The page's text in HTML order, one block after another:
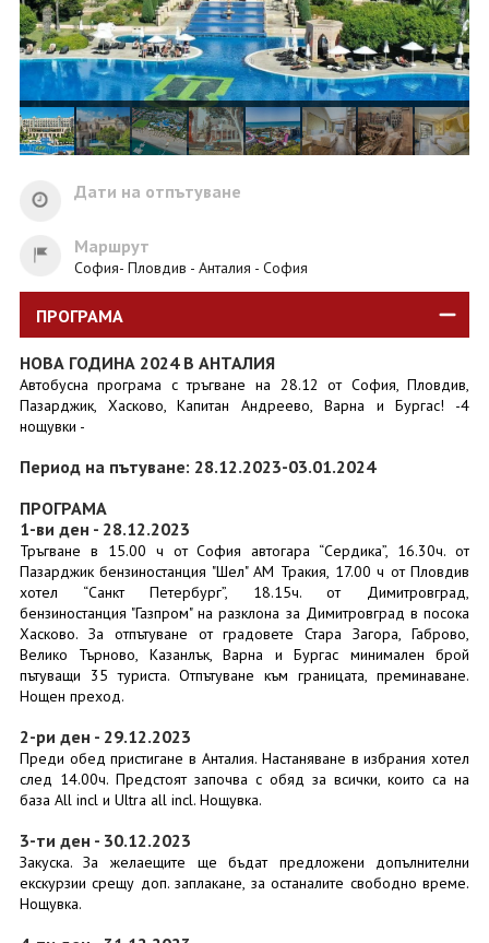
Дати на отпътуване
Маршрут
София- Пловдив - Анталия - София
ПРОГРАМА
НОВА ГОДИНА 2024 В АНТАЛИЯ
Автобусна програма с тръгване на 28.12 от София, Пловдив,
Пазарджик, Хасково, Капитан Андреево, Варна и Бургас! -4
нощувки -
Период на пътуване: 28.12.2023-03.01.2024
ПРОГРАМА
1-ви ден - 28.12.2023
Тръгване в 15.00 ч от София автогара “Сердика”, 16.30ч. от
Пазарджик бензиностанция "Шел" АМ Тракия, 17.00 ч от Пловдив
хотел “Санкт Петербург”, 18.15ч. от Димитровград,
бензиностанция "Газпром" на разклона за Димитровград в посока
Хасково. За отпътуване от градовете Стара Загора, Габрово,
Велико Търново, Казанлък, Варна и Бургас минимален брой
пътуващи 35 туриста. Отпътуване към границата, преминаване.
Нощен преход.
2-ри ден - 29.12.2023
Преди обед пристигане в Анталия. Настаняване в избрания хотел
след 14.00ч. Предстоят започва с обяд за всички, които са на
база All incl и Ultra all incl. Нощувка.
3-ти ден - 30.12.2023
Закуска. За желаещите ще бъдат предложени допълнителни
екскурзии срещу доп. заплакане, за останалите свободно време.
Нощувка.